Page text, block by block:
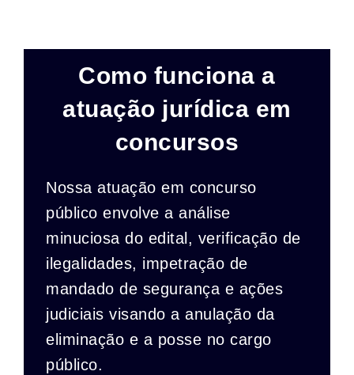
Como funciona a
atuação jurídica em
concursos
Nossa atuação em concurso
público envolve a análise
minuciosa do edital, verificação de
ilegalidades, impetração de
mandado de segurança e ações
judiciais visando a anulação da
eliminação e a posse no cargo
público.